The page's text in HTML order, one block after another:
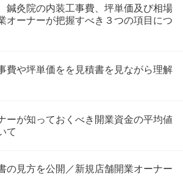
鍼灸院の内装工事費、坪単価及び相場
オーナーが把握すべき３つの項目につ
費や坪単価をを見積書を見ながら理解
ーが知っておくべき開業資金の平均値
て
の見方を公開／新規店舗開業オーナー